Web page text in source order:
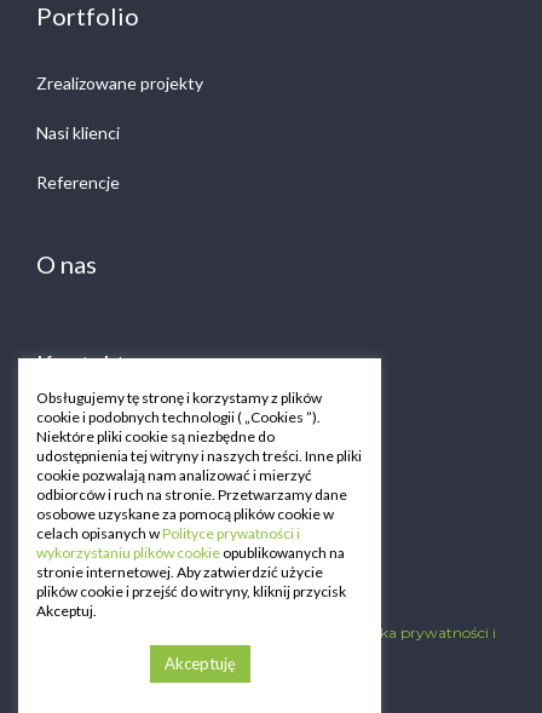
Portfolio
Zrealizowane projekty
Nasi klienci
Referencje
O nas
Kontakt
Zgłaszanie nieprawidłowości (whistleblowing)
Ogłoszenia dla akcjonariuszy
Polityka prywatności i
Obsługujemy tę stronę i korzystamy z plików
cookie i podobnych technologii ( „Cookies ”).
Niektóre pliki cookie są niezbędne do
udostępnienia tej witryny i naszych treści. Inne pliki
cookie pozwalają nam analizować i mierzyć
odbiorców i ruch na stronie. Przetwarzamy dane
osobowe uzyskane za pomocą plików cookie w
celach opisanych wPolityce prywatności i
wykorzystaniu plików cookie opublikowanych na
stronie internetowej. Aby zatwierdzić użycie
plików cookie i przejść do witryny, kliknij przycisk
Akceptuj.
Akceptuję